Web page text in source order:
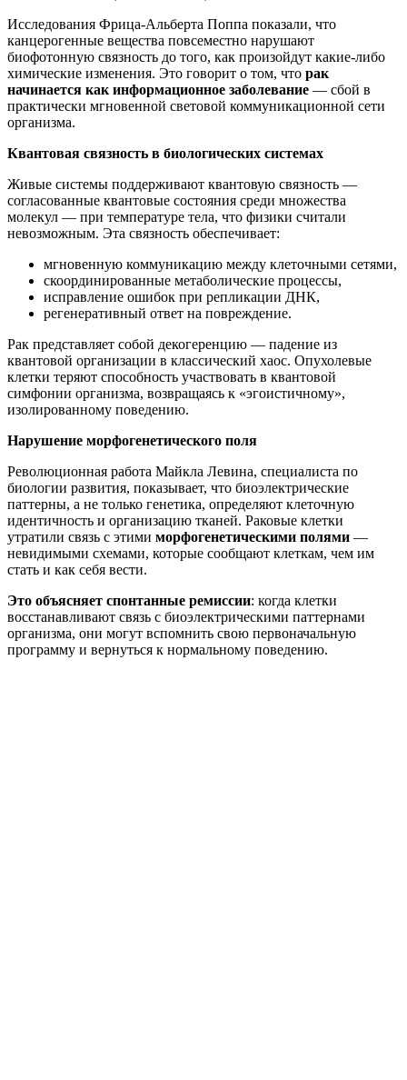
Исследования Фрица-Альберта Поппа показали, что
канцерогенные вещества повсеместно нарушают
биофотонную связность до того, как произойдут какие-либо
химические изменения. Это говорит о том, что рак
начинается как информационное заболевание — сбой в
практически мгновенной световой коммуникационной сети
организма.
Квантовая связность в биологических системах
Живые системы поддерживают квантовую связность —
согласованные квантовые состояния среди множества
молекул — при температуре тела, что физики считали
невозможным. Эта связность обеспечивает:
мгновенную коммуникацию между клеточными сетями,
скоординированные метаболические процессы,
исправление ошибок при репликации ДНК,
регенеративный ответ на повреждение.
Рак представляет собой декогеренцию — падение из
квантовой организации в классический хаос. Опухолевые
клетки теряют способность участвовать в квантовой
симфонии организма, возвращаясь к «эгоистичному»,
изолированному поведению.
Нарушение морфогенетического поля
Революционная работа Майкла Левина, специалиста по
биологии развития, показывает, что биоэлектрические
паттерны, а не только генетика, определяют клеточную
идентичность и организацию тканей. Раковые клетки
утратили связь с этими морфогенетическими полями —
невидимыми схемами, которые сообщают клеткам, чем им
стать и как себя вести.
Это объясняет спонтанные ремиссии: когда клетки
восстанавливают связь с биоэлектрическими паттернами
организма, они могут вспомнить свою первоначальную
программу и вернуться к нормальному поведению.